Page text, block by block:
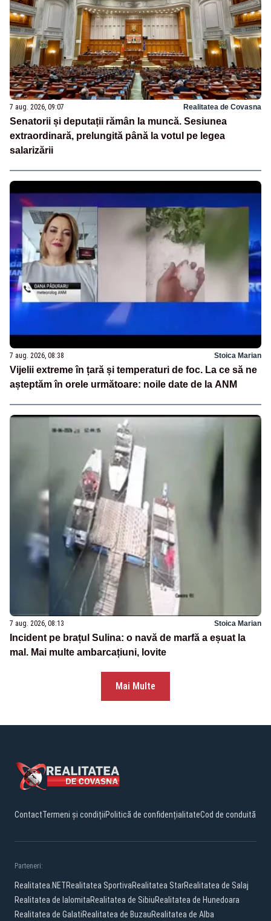
7 aug. 2026, 09:07 Realitatea de Covasna
Senatorii și deputații rămân la muncă. Sesiunea
extraordinară, prelungită până la votul pe legea
salarizării
7 aug. 2026, 08:38 Stoica Marian
Vijelii extreme în țară și temperaturi de foc. La ce să ne
așteptăm în orele următoare: noile date de la ANM
7 aug. 2026, 08:13 Stoica Marian
Incident pe brațul Sulina: o navă de marfă a eșuat la
mal. Mai multe ambarcațiuni, lovite
Mai Multe
ContactTermeni și condițiiPolitică de confidențialitateCod de conduită
Parteneri:
Realitatea.NETRealitatea SportivaRealitatea StarRealitatea de Salaj
Realitatea de IalomitaRealitatea de SibiuRealitatea de Hunedoara
Realitatea de GalatiRealitatea de BuzauRealitatea de Alba